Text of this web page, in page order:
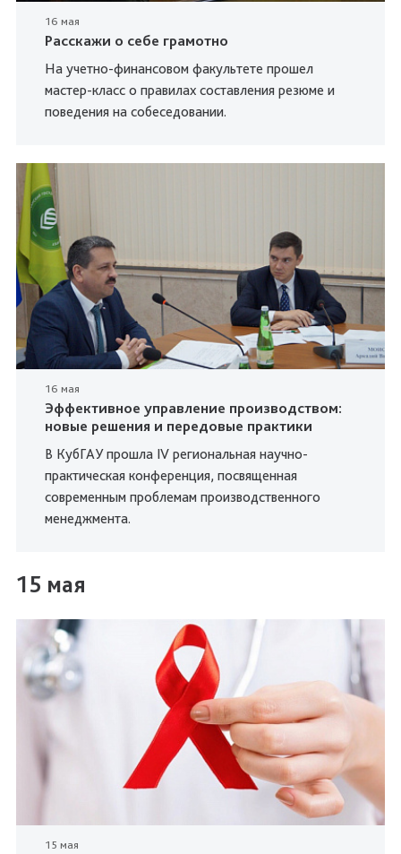
16 мая
Расскажи о себе грамотно
На учетно-финансовом факультете прошел
мастер-класс о правилах составления резюме и
поведения на собеседовании.
16 мая
Эффективное управление производством:
новые решения и передовые практики
В КубГАУ прошла IV региональная научно-
практическая конференция, посвященная
современным проблемам производственного
менеджмента.
15 мая
15 мая